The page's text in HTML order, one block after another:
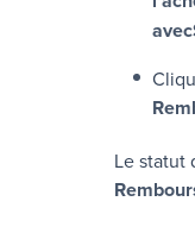
avec
Le statut